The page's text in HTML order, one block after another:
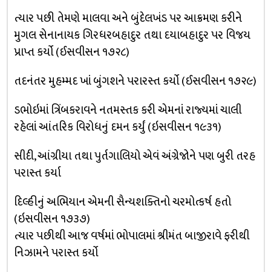
ત્યાર પછી તેમણે માલવા અને બુંદેલખંડ પર આક્રમણ કરીને
મુગલ સેનાનાયક ગિરધરબહાદુર તથા દયાબહાદુર પર વિજય
પ્રાપ્ત કર્યો (ઈસવીસન ૧૭૨૮)
તદનંતર મુહમ્મદ ખાં બુંગશને પરારસ્ત કર્યો (ઈસવીસન ૧૭૨૯)
ડભોઇમાં ત્રિંબકરાવને નતમસ્તક કરી એમનાં રાજ્યમાં ચાલી
રહેલાં આંતરિક વિરોધનું દમન કર્યું (ઇસવીસન ૧૯૩૧)
સીદી, આંગ્રીયા તથા પુર્તગાલિયો એવં અંગ્રેજોને પણ બુરી તરહ
પરાસ્ત કર્યા
દિલ્હીનું અભિયાન એમની સૈન્યશક્તિનો ચરમોત્કર્ષ હતો
(ઇસવીસન ૧૭૩૭)
ત્યાર પછીથી આજ વર્ષમાં ભોપાલમાં શ્રીમંત બાજીરાવે ફરીથી
નિઝામને પરાસ્ત કર્યો